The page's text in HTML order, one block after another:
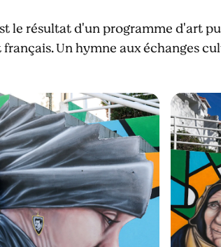
le résultat d'un programme d'art
Un hymne aux échanges